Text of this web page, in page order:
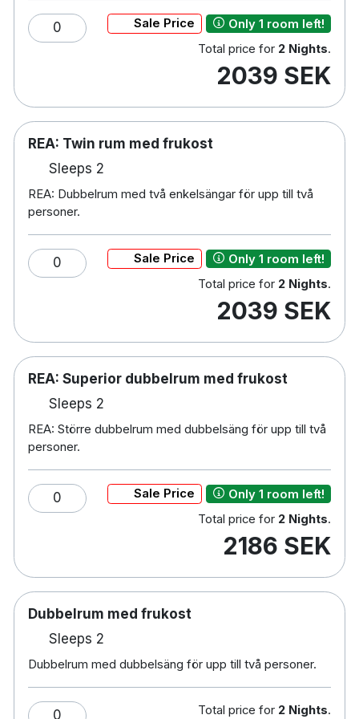
151 rum
Dubbelrum, enkelrum & familjerum
Skrivbord
Hårtork
Strykjärn/strykbräda på begäran
Gratis toalettartiklar
Gym
Restaurang
Bar
Tvättservice
Tidig incheckning mot en avgift - i mån av
Sen utcheckning mot en avgift - i mån av plats
Extrasäng mot en avgift
Husdjur tillåts mot en avgift
Handikappsanpassade rum finns tillgängliga
Parkering mot en avgift
Rökfritt
5 minuters promenad till Høje Taastrup station
flygplats
0 Sale Price
Only 1 room left!
Total price for 2 Nights.
2039 SEK
REA: Twin rum med frukost
Sleeps 2
REA: Dubbelrum med två enkelsängar för upp till två
personer.
0 Sale Price
Only 1 room left!
Total price for 2 Nights.
2039 SEK
REA: Superior dubbelrum med frukost
Sleeps 2
REA: Större dubbelrum med dubbelsäng för upp till två
personer.
0 Sale Price
Only 1 room left!
Total price for 2 Nights.
2186 SEK
Dubbelrum med frukost
Sleeps 2
Dubbelrum med dubbelsäng för upp till två personer.
0 Total price for 2 Nights.